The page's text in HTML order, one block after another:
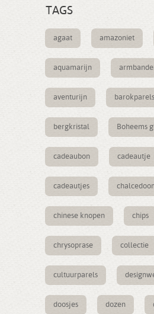
TAGS
agaat amazoniet
aquamarijn
aventurijn barokparels
bergkristal Boheems
cadeaubon cadeautje
cadeautjes
chinese knopen chips
chrysoprase collectie
cultuurparels
doosjes dozen